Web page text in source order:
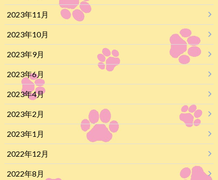
2023年11月
2023年10月
2023年9月
2023年6月
2023年4月
2023年2月
2023年1月
2022年12月
2022年8月